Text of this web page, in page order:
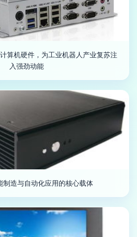
算机硬件，为工业机器人产业复苏注
入强劲动能
制造与自动化应用的核心载体